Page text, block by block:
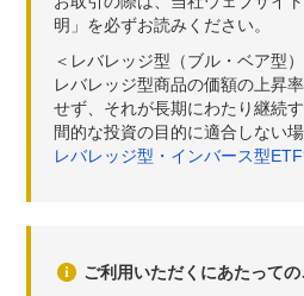
明」を必ずお読みください。
＜レバレッジ型（ブル・ベア型
レバレッジ型商品の価額の上昇
せず、それが長期にわたり継続
間的な投資の目的に適合しない場
レバレッジ型・インバース型
ご利用いただくにあたって